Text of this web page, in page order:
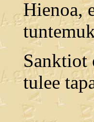
Hienoa,
Sanktiot
tulee